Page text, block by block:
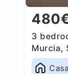
3
Murcia,
Casa